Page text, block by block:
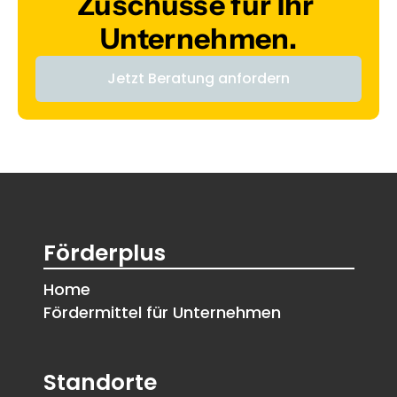
Unternehmen.
Jetzt Beratung anfordern
Förderplus
Home
Fördermittel für Unternehmen
Standorte